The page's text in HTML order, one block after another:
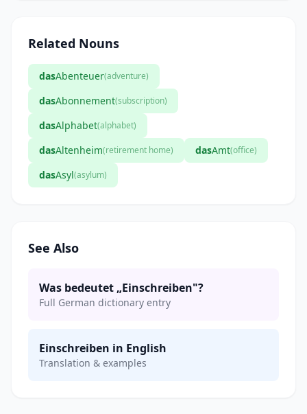
Related Nouns
dasAbenteuer(adventure)
dasAbonnement(subscription)
dasAlphabet(alphabet)
dasAltenheim(retirement home) dasAmt(office)
dasAsyl(asylum)
See Also
Was bedeutet „Einschreiben"?
Full German dictionary entry
Einschreiben in English
Translation & examples